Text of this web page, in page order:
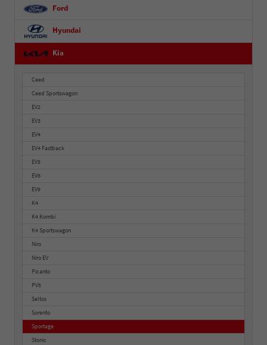
Ford
Hyundai
Kia
Ceed
Ceed Sportswagon
EV2
EV3
EV4
EV4 Fastback
EV5
EV6
EV9
K4
K4 Kombi
K4 Sportswagon
Niro
Niro EV
Picanto
PV5
Seltos
Sorento
Sportage
Stonic